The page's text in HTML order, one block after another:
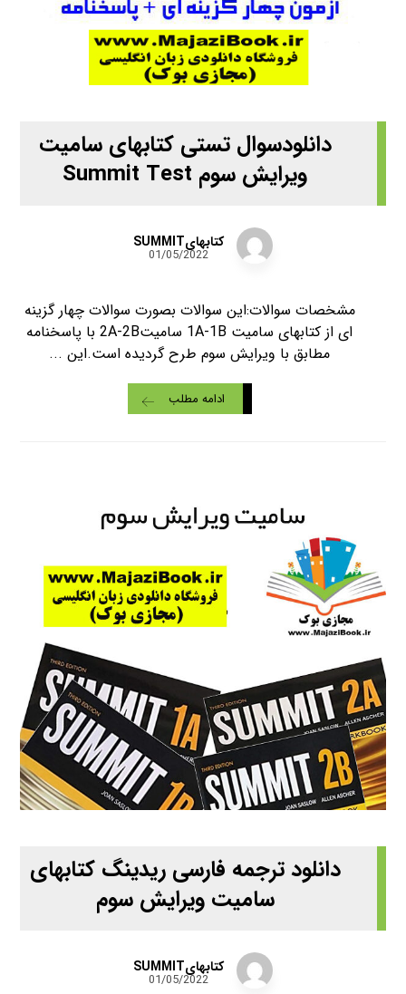
دانلودسوال تستی کتابهای سامیت
ویرایش سوم Summit Test
کتابهایSUMMIT
01/05/2022
مشخصات سوالات:این سوالات بصورت سوالات چهار گزینه
ای از کتابهای سامیت 1A-1B سامیت2A-2B با پاسخنامه
مطابق با ویرایش سوم طرح گردیده است.این ...
ادامه مطلب
دانلود ترجمه فارسی ریدینگ کتابهای
سامیت ویرایش سوم
کتابهایSUMMIT
01/05/2022